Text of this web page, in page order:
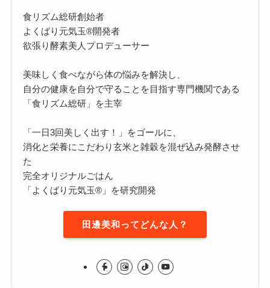
食リズム総研創始者
よくばり元気玉®開発者
欲張り酵素美人プロデューサー
美味しく食べながら体の悩みを解決し、
自分の健康を自分で守ることを目指す専門機関である
「食リズム総研」を主宰
「一日3回美しく出す！」をゴールに、
消化と栄養にこだわり玄米と雑穀を混ぜ込み発酵させ
た
完全オリジナルごはん
「よくばり元気玉®」を研究開発
田邊美和ってどんな人？